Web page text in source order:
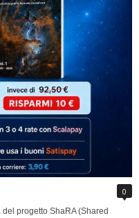
0
progetto ShaRA (Shared